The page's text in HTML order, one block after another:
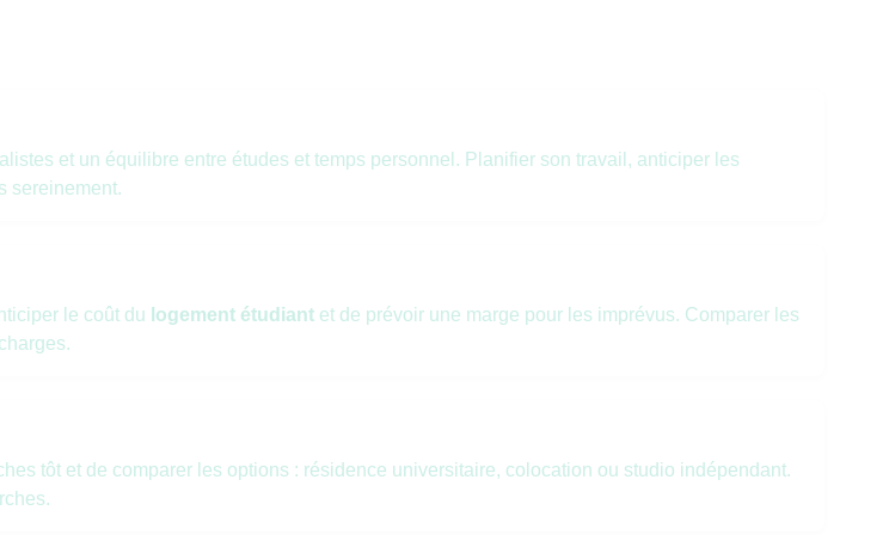
et un équilibre entre études et temps personnel. Planifier son travail, anticiper les
sereinement.
le coût du logement étudiant et de prévoir une marge pour les imprévus. Comparer les
tôt et de comparer les options : résidence universitaire, colocation ou studio indépendant.